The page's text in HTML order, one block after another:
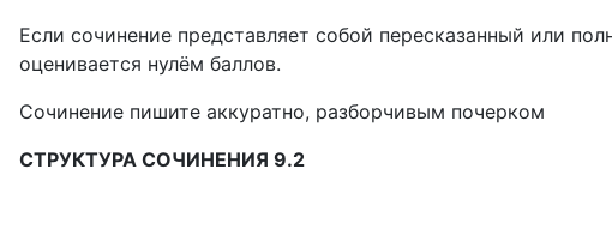
Если сочинение представляет собой пересказанный или
оценивается нулём баллов.
Сочинение пишите аккуратно, разборчивым почерком
СТРУКТУРА СОЧИНЕНИЯ 9.2